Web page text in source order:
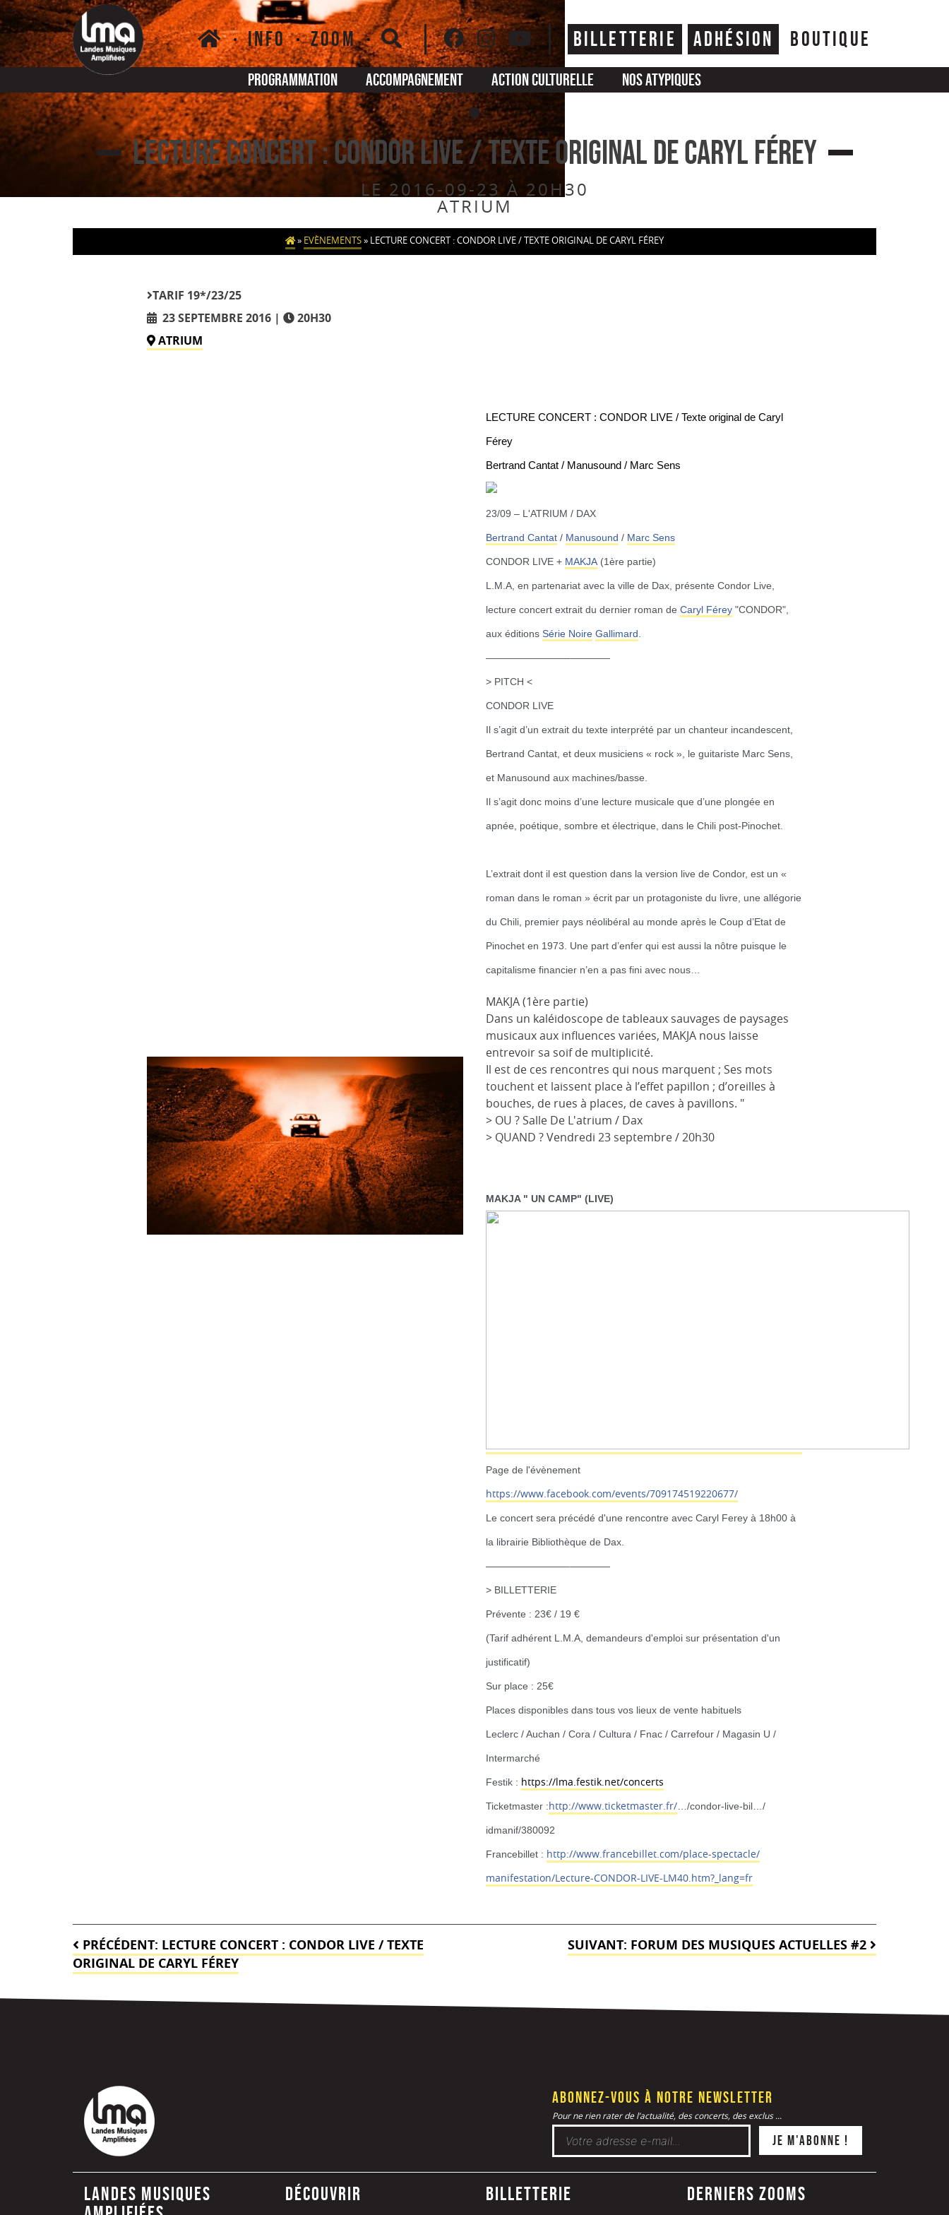
Skip
to
content
INFO ZOOM BILLETTERIE ADHÉSION BOUTIQUE
Programmation Accompagnement Action culturelle Nos atypiques
LECTURE CONCERT : CONDOR LIVE / Texte original de Caryl Férey
LE 2016-09-23 À 20H30
ATRIUM
» EVÈNEMENTS» LECTURE CONCERT : CONDOR LIVE / TEXTE ORIGINAL DE CARYL FÉREY
TARIF 19*/23/25
23 SEPTEMBRE 2016
20H30
ATRIUM
LECTURE CONCERT : CONDOR LIVE / Texte original de Caryl
Férey
Bertrand Cantat / Manusound / Marc Sens
23/09 – L'ATRIUM / DAX
Bertrand Cantat / Manusound / Marc Sens
CONDOR LIVE + MAKJA (1ère partie)
L.M.A, en partenariat avec la ville de Dax, présente Condor Live,
lecture concert extrait du dernier roman de Caryl Férey "CONDOR",
aux éditions Série Noire Gallimard
————————–————
> PITCH <
CONDOR LIVE
Il s’agit d’un extrait du texte interprété par un chanteur incandescent,
Bertrand Cantat, et deux musiciens « rock », le guitariste Marc Sens,
et Manusound aux machines/basse.
Il s’agit donc moins d’une lecture musicale que d’une plongée en
apnée, poétique, sombre et électrique, dans le Chili post-Pinochet.
L’extrait dont il est question dans la version live de Condor, est un «
roman dans le roman » écrit par un protagoniste du livre, une allégorie
du Chili, premier pays néolibéral au monde après le Coup d’Etat de
Pinochet en 1973. Une part d’enfer qui est aussi la nôtre puisque le
capitalisme financier n’en a pas fini avec nous…
MAKJA (1ère partie)
Dans un kaléidoscope de tableaux sauvages de paysages
musicaux aux influences variées, MAKJA nous laisse
entrevoir sa soif de multiplicité.
Il est de ces rencontres qui nous marquent ; Ses mots
touchent et laissent place à l’effet papillon ; d’oreilles à
bouches, de rues à places, de caves à pavillons. "
> OU ? Salle De L'atrium / Dax
> QUAND ? Vendredi 23 septembre / 20h30
MAKJA " UN CAMP" (LIVE)
Page de l'évènement
https://www.facebook.com/events/709174519220677/
Le concert sera précédé d'une rencontre avec Caryl Ferey à 18h00 à
la librairie Bibliothèque de Dax.
————————–————
> BILLETTERIE
Prévente : 23€ / 19 €
(Tarif adhérent L.M.A, demandeurs d'emploi sur présentation d'un
justificatif)
Sur place : 25€
Places disponibles dans tous vos lieux de vente habituels
Leclerc / Auchan / Cora / Cultura / Fnac / Carrefour / Magasin U /
Intermarché
Festik : https://lma.festik.net/concerts
Ticketmaster :http://www.ticketmaster.fr/ …/condor-live-bil…/
idmanif/380092
Francebillet : http://www.francebillet.com/place-spectacle/
manifestation/Lecture-CONDOR-LIVE-LM40.htm?_lang=fr
Navigation
de
PRÉCÉDENT: LECTURE CONCERT : CONDOR LIVE / TEXTE
ORIGINAL DE CARYL FÉREY
SUIVANT: FORUM DES MUSIQUES ACTUELLES #2
Abonnez-vous à notre newsletter
Pour ne rien rater de l’actualité, des concerts, des exclus ...
Landes Musiques
Découvrir Billetterie Derniers zooms